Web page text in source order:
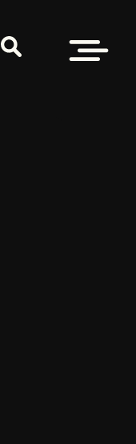
Etsi sivustoltaAvaa valikko